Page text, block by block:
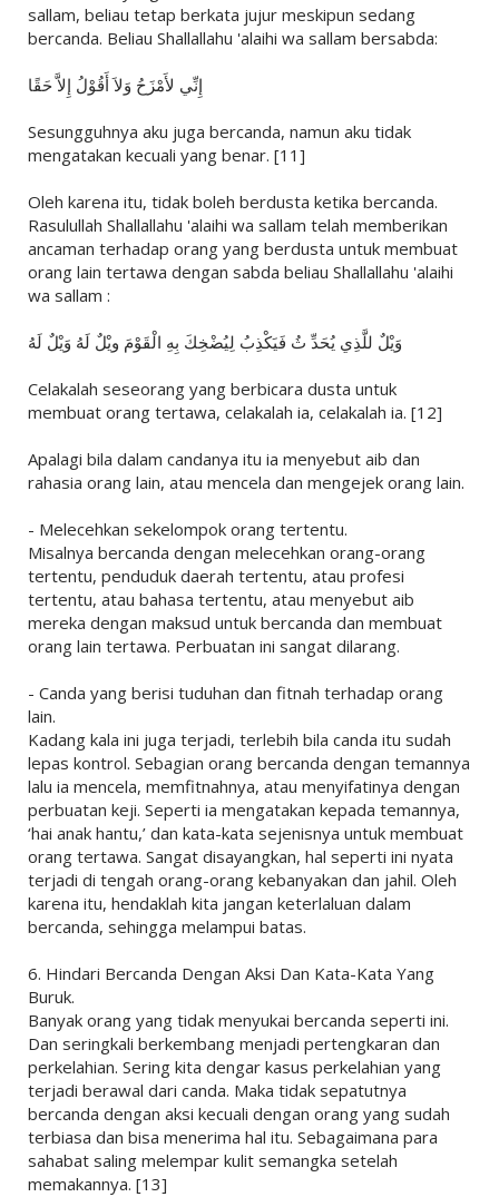
sallam, beliau tetap berkata jujur meskipun sedang
bercanda. Beliau Shallallahu 'alaihi wa sallam bersabda:
إِنِّي لأَمْزَحُ وَلاَ أَقُوْلُ إِلاَّ حَقًا
Sesungguhnya aku juga bercanda, namun aku tidak
mengatakan kecuali yang benar. [11]
Oleh karena itu, tidak boleh berdusta ketika bercanda.
Rasulullah Shallallahu 'alaihi wa sallam telah memberikan
ancaman terhadap orang yang berdusta untuk membuat
orang lain tertawa dengan sabda beliau Shallallahu 'alaihi
wa sallam :
وَيْلٌ للَّذِي يُحَدِّ ثُ فَيَكْذِبُ لِيُضْخِكَ بِهِ الْقَوْمَ ويْلٌ لَهُ وَيْلٌ لَهُ
Celakalah seseorang yang berbicara dusta untuk
membuat orang tertawa, celakalah ia, celakalah ia. [12]
Apalagi bila dalam candanya itu ia menyebut aib dan
rahasia orang lain, atau mencela dan mengejek orang lain.
- Melecehkan sekelompok orang tertentu.
Misalnya bercanda dengan melecehkan orang-orang
tertentu, penduduk daerah tertentu, atau profesi
tertentu, atau bahasa tertentu, atau menyebut aib
mereka dengan maksud untuk bercanda dan membuat
orang lain tertawa. Perbuatan ini sangat dilarang.
- Canda yang berisi tuduhan dan fitnah terhadap orang
lain.
Kadang kala ini juga terjadi, terlebih bila canda itu sudah
lepas kontrol. Sebagian orang bercanda dengan temannya
lalu ia mencela, memfitnahnya, atau menyifatinya dengan
perbuatan keji. Seperti ia mengatakan kepada temannya,
‘hai anak hantu,’ dan kata-kata sejenisnya untuk membuat
orang tertawa. Sangat disayangkan, hal seperti ini nyata
terjadi di tengah orang-orang kebanyakan dan jahil. Oleh
karena itu, hendaklah kita jangan keterlaluan dalam
bercanda, sehingga melampui batas.
6. Hindari Bercanda Dengan Aksi Dan Kata-Kata Yang
Buruk.
Banyak orang yang tidak menyukai bercanda seperti ini.
Dan seringkali berkembang menjadi pertengkaran dan
perkelahian. Sering kita dengar kasus perkelahian yang
terjadi berawal dari canda. Maka tidak sepatutnya
bercanda dengan aksi kecuali dengan orang yang sudah
terbiasa dan bisa menerima hal itu. Sebagaimana para
sahabat saling melempar kulit semangka setelah
memakannya. [13]